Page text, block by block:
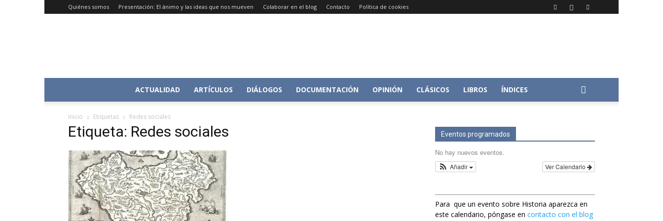
Quiénes somos Presentación: El ánimo y las ideas que nos mueven Colaborar en el blog Contacto Política de cookies
Conversacion
ACTUALIDAD ARTÍCULOS DIÁLOGOS DOCUMENTACIÓN OPINIÓN CLÁSICOS LIBROS ÍNDICES
Inicio Etiquetas Redes sociales
Etiqueta: Redes sociales Eventos programados
No hay nuevos eventos.
Ver Calendario
Añadir
Para que un evento sobre Historia aparezca en
este calendario, póngase en contacto con el blog